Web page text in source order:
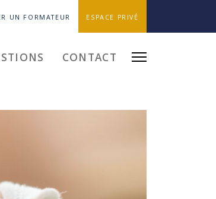
UN FORMATEUR ESPACE PRIVÉ
CONTACT